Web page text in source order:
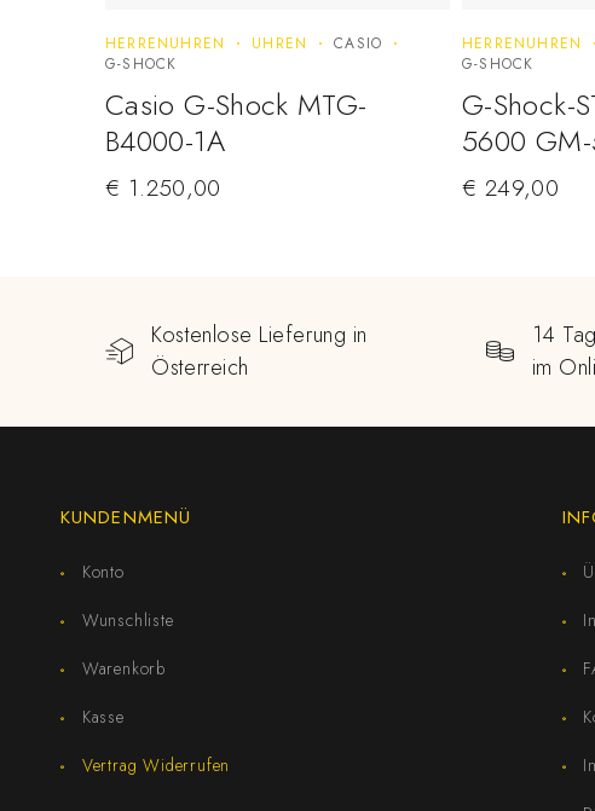
HERRENUHREN UHREN
CASIO
G-SHOCK
Casio G-Shock MTG-
B4000-1A
€ 1.250,00
HERRENUHREN
G-SHOCK
G-Shock-
5600
€ 249,00
Kostenlose Lieferung in
Österreich
14
im
KUNDENMENÜ
Konto
Wunschliste
Warenkorb
Kasse
Vertrag Widerrufen